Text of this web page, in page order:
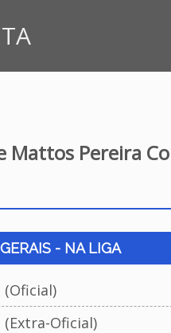
Mattos Pereira
- NA LIGA
Oficial)